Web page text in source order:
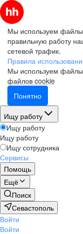
Мы используем файлы
правильную работу
сетевой трафик.
Правила
Мы используем
файлов cookie
Понятно
Ищу работу
Ищу работу
Ищу работу
Ищу сотрудника
Сервисы
Помощь
Ещё
Поиск
Севастополь
Войти
Войти